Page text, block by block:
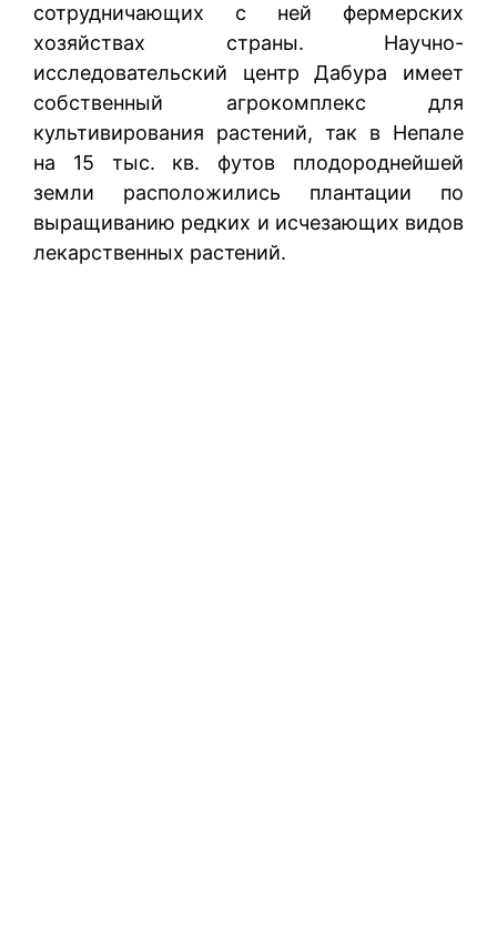
сотрудничающих с ней фермерских
хозяйствах страны. Научно-
исследовательский центр Дабура имеет
собственный агрокомплекс для
культивирования растений, так в Непале
на 15 тыс. кв. футов плодороднейшей
земли расположились плантации по
выращиванию редких и исчезающих видов
лекарственных растений.